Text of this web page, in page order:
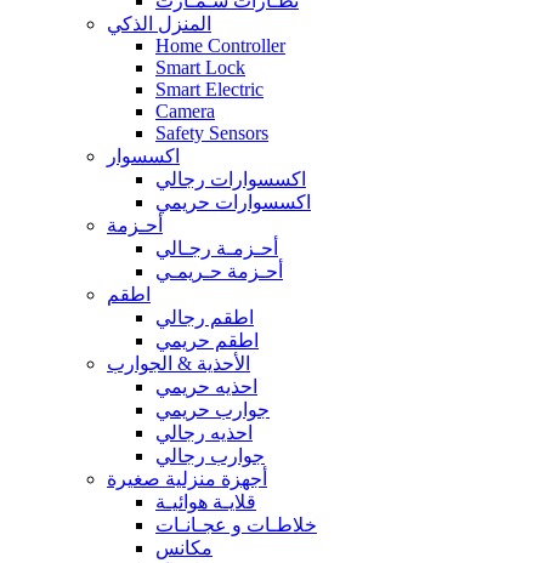
المنزل الذكي
Home Controller
Smart Lock
Smart Electric
Camera
Safety Sensors
اكسسوار
اكسسوارات رجالي
اكسسوارات حريمي
أحـزمة
أحـزمـة رجـالي
أحـزمة حـريمـي
اطقم
اطقم رجالي
اطقم حريمي
الأحذية & الجوارب
احذيه حريمي
جوارب حريمي
احذيه رجالي
جوارب رجالي
أجهزة منزلية صغيرة
قلايـة هوائيـة
خلاطـات و عجـانـات
مكانس